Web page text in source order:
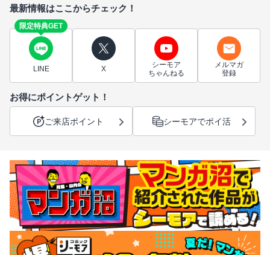
最新情報はここからチェック！
限定特典GET
LINE X
シーモア
ちゃんねる
メルマガ
登録
お得にポイントゲット！
ご来店ポイント シーモアでポイ活